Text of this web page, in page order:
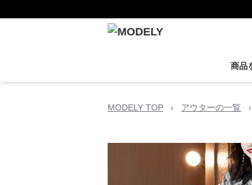
商品
MODELY TOP › アウターの一覧 ›